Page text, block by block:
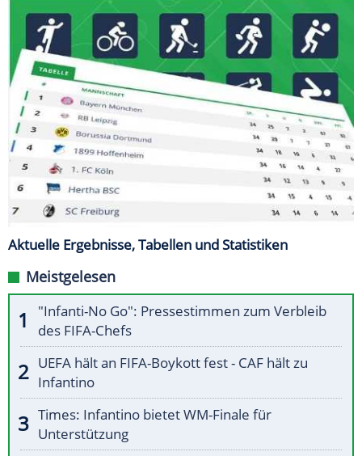
Aktuelle Ergebnisse, Tabellen und Statistiken
Meistgelesen
"Infanti-No Go": Pressestimmen zum Verbleib
des FIFA-Chefs
UEFA hält an FIFA-Boykott fest - CAF hält zu
Infantino
Times: Infantino bietet WM-Finale für
Unterstützung